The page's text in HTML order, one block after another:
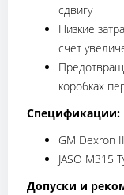
сдвигу
Низкие
счет
коробках
Спецификации:
GM Dexron
JASO M315
Допуски и